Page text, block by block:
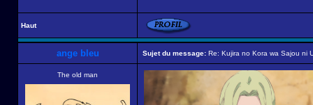
Haut
ange bleu Sujet du message: Re: Kujira no Kora wa Sajou ni
The old man